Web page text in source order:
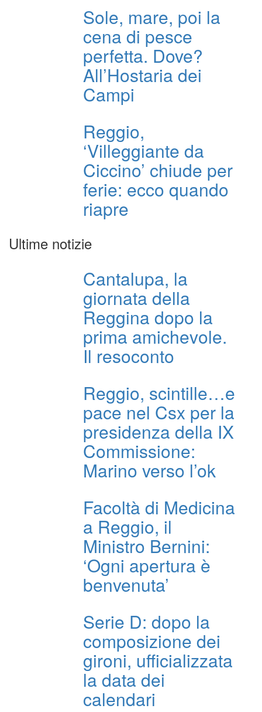
Sole, mare, poi la
cena di pesce
perfetta. Dove?
All’Hostaria dei
Campi
Reggio,
‘Villeggiante da
Ciccino’ chiude per
ferie: ecco quando
riapre
Ultime notizie
Cantalupa, la
giornata della
Reggina dopo la
prima amichevole.
Il resoconto
Reggio, scintille…e
pace nel Csx per la
presidenza della IX
Commissione:
Marino verso l’ok
Facoltà di Medicina
a Reggio, il
Ministro Bernini:
‘Ogni apertura è
benvenuta’
Serie D: dopo la
composizione dei
gironi, ufficializzata
la data dei
calendari